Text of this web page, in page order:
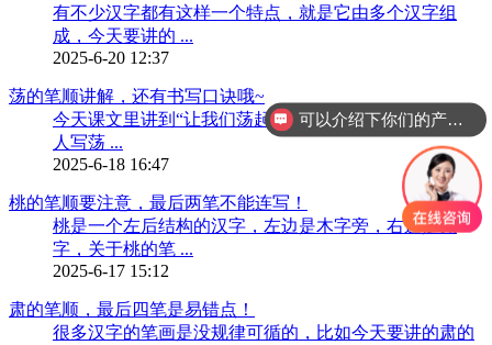
有不少汉字都有这样一个特点，就是它由多个汉字组
成，今天要讲的 ...
2025-6-20 12:37
荡的笔顺讲解，还有书写口诀哦~
今天课文里讲到“让我们荡起双桨......”，然后看有的外国
人写荡 ...
2025-6-18 16:47
桃的笔顺要注意，最后两笔不能连写！
桃是一个左后结构的汉字，左边是木字旁，右边是兆
字，关于桃的笔 ...
2025-6-17 15:12
肃的笔顺，最后四笔是易错点！
很多汉字的笔画是没规律可循的，比如今天要讲的肃的
可以介绍下你们的产品么？